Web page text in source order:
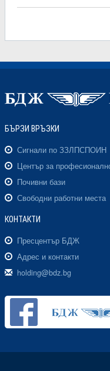
БЪРЗИ ВРЪЗКИ
Сигнали по ЗЗЛПСПОИН
Център за
Почивни бази
Свободни работни места
КОНТАКТИ
Пресцентър БДЖ
Адрес и контакти
holding@bdz.bg